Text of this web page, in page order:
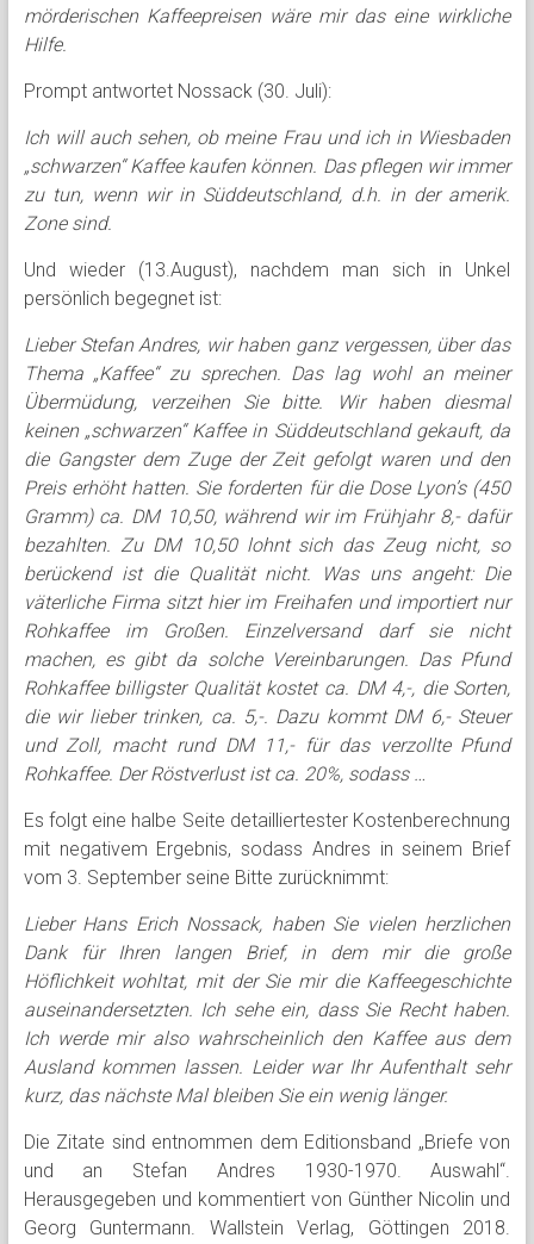
mörderischen Kaffeepreisen wäre mir das eine wirkliche
Hilfe.
Prompt antwortet Nossack (30. Juli):
Ich will auch sehen, ob meine Frau und ich in Wiesbaden
„schwarzen“ Kaffee kaufen können. Das pflegen wir immer
zu tun, wenn wir in Süddeutschland, d.h. in der amerik.
Zone sind.
Und wieder (13.August), nachdem man sich in Unkel
persönlich begegnet ist:
Lieber Stefan Andres, wir haben ganz vergessen, über das
Thema „Kaffee“ zu sprechen. Das lag wohl an meiner
Übermüdung, verzeihen Sie bitte. Wir haben diesmal
keinen „schwarzen“ Kaffee in Süddeutschland gekauft, da
die Gangster dem Zuge der Zeit gefolgt waren und den
Preis erhöht hatten. Sie forderten für die Dose Lyon’s (450
Gramm) ca. DM 10,50, während wir im Frühjahr 8,- dafür
bezahlten. Zu DM 10,50 lohnt sich das Zeug nicht, so
berückend ist die Qualität nicht. Was uns angeht: Die
väterliche Firma sitzt hier im Freihafen und importiert nur
Rohkaffee im Großen. Einzelversand darf sie nicht
machen, es gibt da solche Vereinbarungen. Das Pfund
Rohkaffee billigster Qualität kostet ca. DM 4,-, die Sorten,
die wir lieber trinken, ca. 5,-. Dazu kommt DM 6,- Steuer
und Zoll, macht rund DM 11,- für das verzollte Pfund
Rohkaffee. Der Röstverlust ist ca. 20%, sodass …
Es folgt eine halbe Seite detailliertester Kostenberechnung
mit negativem Ergebnis, sodass Andres in seinem Brief
vom 3. September seine Bitte zurücknimmt:
Lieber Hans Erich Nossack, haben Sie vielen herzlichen
Dank für Ihren langen Brief, in dem mir die große
Höflichkeit wohltat, mit der Sie mir die Kaffeegeschichte
auseinandersetzten. Ich sehe ein, dass Sie Recht haben.
Ich werde mir also wahrscheinlich den Kaffee aus dem
Ausland kommen lassen. Leider war Ihr Aufenthalt sehr
kurz, das nächste Mal bleiben Sie ein wenig länger.
Die Zitate sind entnommen dem Editionsband „Briefe von
und an Stefan Andres 1930-1970. Auswahl“.
Herausgegeben und kommentiert von Günther Nicolin und
Georg Guntermann. Wallstein Verlag, Göttingen 2018.